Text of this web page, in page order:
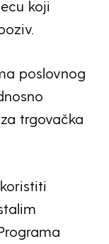
koji
poslovnog
trgovačka